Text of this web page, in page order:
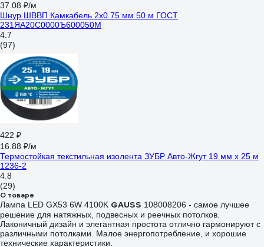
37.08 ₽/м
Шнур ШВВП Камкабель 2x0.75 мм 50 м ГОСТ
231ЯA20C0000Ъ600050М
4.7
(97)
422 ₽
16.88 ₽/м
Термостойкая текстильная изолента ЗУБР Авто-Жгут 19 мм х 25 м
1236-2
4.8
(29)
О товаре
Лампа LED GX53 6W 4100K GAUSS 108008206 - самое лучшее
решение для натяжных, подвесных и реечных потолков.
Лаконичный дизайн и элегантная простота отлично гармонируют с
различными потолками. Малое энергопотребление, и хорошие
технические характеристики.